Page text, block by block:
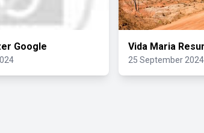
Google Vida Maria
25 September 2024